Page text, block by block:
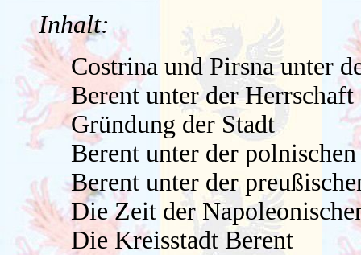
Inhalt:
Costrina und Pirsna unter
Berent unter der
Gründung der Stadt
Berent unter der
Berent unter der
Die Zeit der
Die Kreisstadt Berent